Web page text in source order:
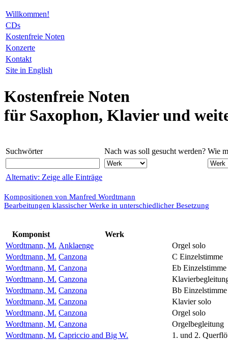
Willkommen!
CDs
Kostenfreie Noten
Konzerte
Kontakt
Site in English
Kostenfreie Noten
für Saxophon, Klavier und
Suchwörter Nach was soll gesucht werden? Wie
Alternativ: Zeige alle Einträge
Kompositionen von Manfred Wordtmann
Bearbeitungen klassischer Werke in unterschiedlicher Besetzung
Komponist
Werk
Wordtmann, M. Anklaenge
Orgel solo
Wordtmann, M. Canzona
C Einzelstimme
Wordtmann, M. Canzona
Eb Einzelstimme
Wordtmann, M. Canzona
Wordtmann, M. Canzona
Bb Einzelstimme
Wordtmann, M. Canzona
Klavier solo
Wordtmann, M. Canzona
Orgel solo
Wordtmann, M. Canzona
Orgelbegleitung
Wordtmann, M. Capriccio and Big W.
1. und 2.